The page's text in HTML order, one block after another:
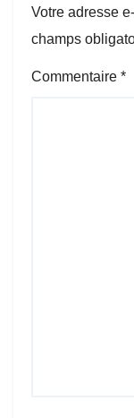
Votre adresse
champs
Commentaire *